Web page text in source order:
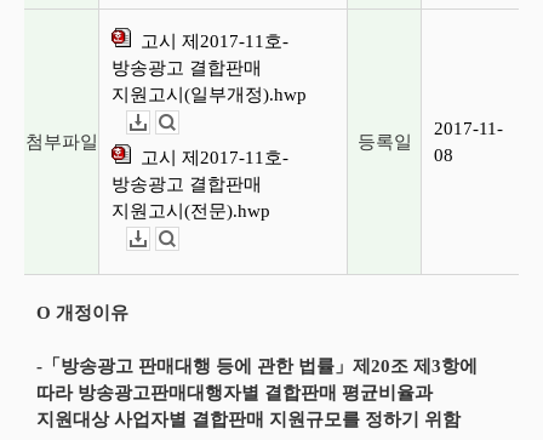
첨부파일
고시 제2017-11호-
방송광고 결합판매
지원고시(일부개정).hwp
고시 제2017-11호-
방송광고 결합판매
지원고시(전문).hwp
등록일
2017-11-
08
O 개정이유
-「방송광고 판매대행 등에 관한 법률」제20조 제3항에
따라 방송광고판매대행자별 결합판매 평균비율과
지원대상 사업자별 결합판매 지원규모를 정하기 위함